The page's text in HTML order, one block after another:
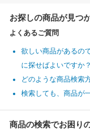
お探しの商品が見つ
よくあるご質問
欲しい商品があるの
に探せばよいですか？
どのような商品検索
検索しても、商品が
商品の検索でお困り